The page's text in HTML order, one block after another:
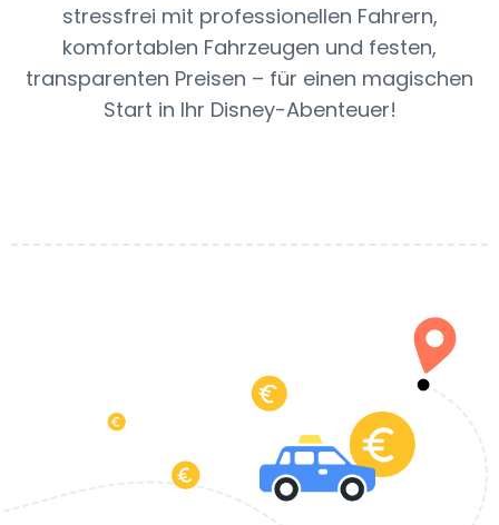
stressfrei mit professionellen Fahrern,
komfortablen Fahrzeugen und festen,
transparenten Preisen – für einen magischen
Start in Ihr Disney-Abenteuer!